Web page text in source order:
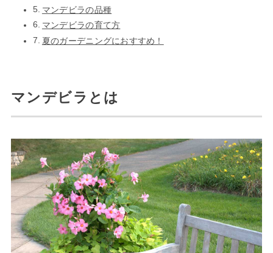
マンデビラの品種
マンデビラの育て方
夏のガーデニングにおすすめ！
マンデビラとは